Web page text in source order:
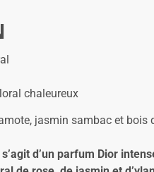
chaleureux
jasmin sambac et bois
sʼagit dʼun parfum Dior